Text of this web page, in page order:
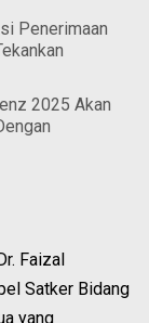
Penerimaan
2025 Akan
Faizal
Satker Bidang
yang